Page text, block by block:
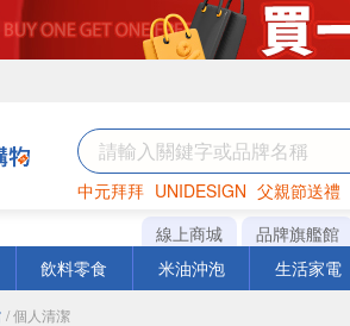
中元拜拜 UNIDESIGN 父親節送禮
巧克力 罐頭 衛生紙
線上商城 品牌旗艦館
飲料零食 米油沖泡 生活家電
/ 個人清潔